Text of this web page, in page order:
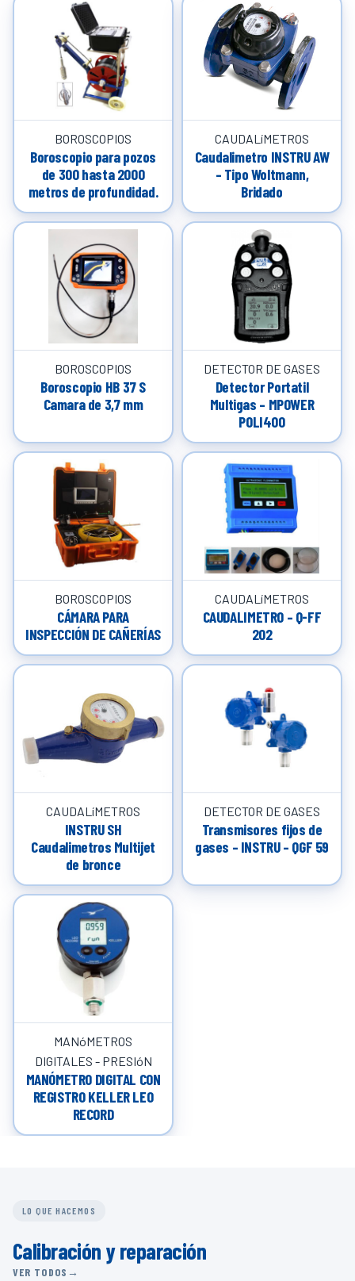
BOROSCOPIOS
Boroscopio para pozos
de 300 hasta 2000
metros de profundidad.
CAUDALíMETROS
Caudalimetro INSTRU AW
– Tipo Woltmann,
Bridado
BOROSCOPIOS
Boroscopio HB 37 S
Camara de 3,7 mm
DETECTOR DE GASES
Detector Portatil
Multigas – MPOWER
POLI400
BOROSCOPIOS
CÁMARA PARA
INSPECCIÓN DE CAÑERÍAS
CAUDALíMETROS
CAUDALIMETRO – Q-FF
202
CAUDALíMETROS
INSTRU SH
Caudalimetros Multijet
de bronce
DETECTOR DE GASES
Transmisores fijos de
gases – INSTRU – QGF 59
MANóMETROS
DIGITALES - PRESIóN
MANÓMETRO DIGITAL CON
REGISTRO KELLER LEO
RECORD
LO QUE HACEMOS
Calibración y reparación
VER TODOS